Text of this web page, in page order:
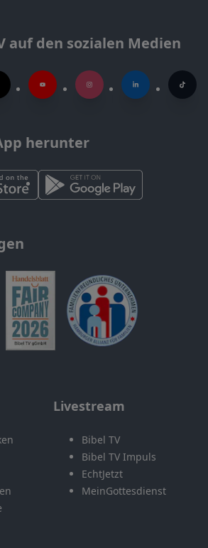
auf den sozialen Medien
herunter
Livestream
Bibel TV
Bibel TV Impuls
EchtJetzt
MeinGottesdienst